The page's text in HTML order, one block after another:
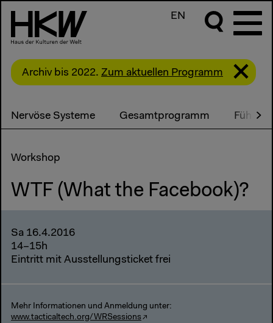
EN
Archiv bis 2022. Zum aktuellen Programm
Nervöse Systeme Gesamtprogramm
Workshop
WTF (What the Facebook)?
Sa 16.4.2016
14–15h
Eintritt mit Ausstellungsticket frei
Mehr Informationen und Anmeldung unter:
www.tacticaltech.org/WRSessions